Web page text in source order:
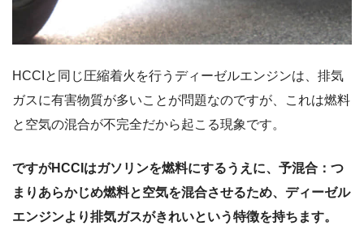
HCCIと同じ圧縮着火を行うディーゼルエンジンは、排気
ガスに有害物質が多いことが問題なのですが、これは燃料
と空気の混合が不完全だから起こる現象です。
ですがHCCIはガソリンを燃料にするうえに、予混合：つ
まりあらかじめ燃料と空気を混合させるため、ディーゼル
エンジンより排気ガスがきれいという特徴を持ちます。